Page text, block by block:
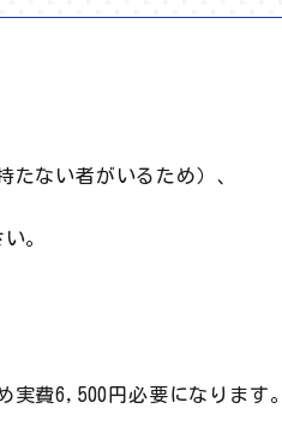
ない者がいるため）、
。
実費6,500円必要になります。